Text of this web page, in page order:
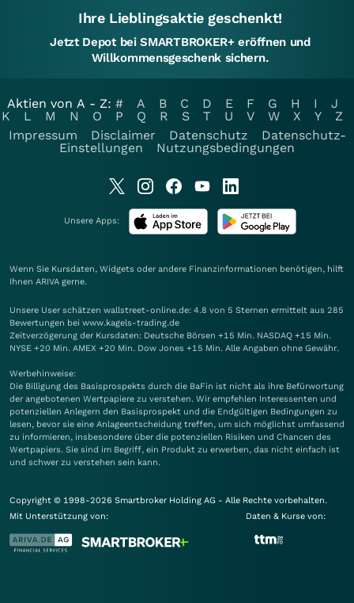
Ihre Lieblingsaktie geschenkt!
Jetzt Depot bei SMARTBROKER+ eröffnen und
Willkommensgeschenk sichern.
Aktien von A - Z: # A B C D E F G H I
J
K
L M N O P Q R S T U V W X Y
Z
Impressum
Disclaimer Datenschutz
Datenschutz-
Einstellungen
Nutzungsbedingungen
Unsere Apps:
Wenn Sie Kursdaten, Widgets oder andere Finanzinformationen benötigen, hilft
Ihnen ARIVA gerne.
Unsere User schätzen wallstreet-online.de: 4.8 von 5 Sternen ermittelt aus 285
Bewertungen bei www.kagels-trading.de
Zeitverzögerung der Kursdaten: Deutsche Börsen +15 Min. NASDAQ +15 Min.
NYSE +20 Min. AMEX +20 Min. Dow Jones +15 Min. Alle Angaben ohne Gewähr.
Werbehinweise:
Die Billigung des Basisprospekts durch die BaFin ist nicht als ihre Befürwortung
der angebotenen Wertpapiere zu verstehen. Wir empfehlen Interessenten und
potenziellen Anlegern den Basisprospekt und die Endgültigen Bedingungen zu
lesen, bevor sie eine Anlageentscheidung treffen, um sich möglichst umfassend
zu informieren, insbesondere über die potenziellen Risiken und Chancen des
Wertpapiers. Sie sind im Begriff, ein Produkt zu erwerben, das nicht einfach ist
und schwer zu verstehen sein kann.
Copyright © 1998-2026 Smartbroker Holding AG - Alle Rechte vorbehalten.
Mit Unterstützung von:
Daten & Kurse von: